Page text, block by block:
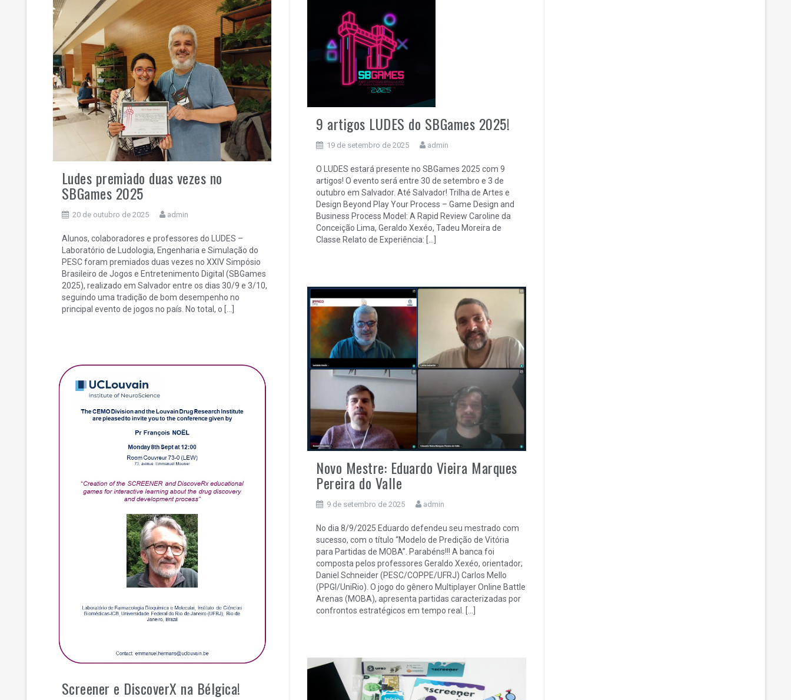
Ludes premiado duas vezes no
SBGames 2025
20 de outubro de 2025 admin
Alunos, colaboradores e professores do LUDES –
Laboratório de Ludologia, Engenharia e Simulação do
PESC foram premiados duas vezes no XXIV Simpósio
Brasileiro de Jogos e Entretenimento Digital (SBGames
2025), realizado em Salvador entre os dias 30/9 e 3/10,
seguindo uma tradição de bom desempenho no
principal evento de jogos no país. No total, o […]
9 artigos LUDES do SBGames 2025!
19 de setembro de 2025 admin
O LUDES estará presente no SBGames 2025 com 9
artigos! O evento será entre 30 de setembro e 3 de
outubro em Salvador. Até Salvador! Trilha de Artes e
Design Beyond Play Your Process – Game Design and
Business Process Model: A Rapid Review Caroline da
Conceição Lima, Geraldo Xexéo, Tadeu Moreira de
Classe Relato de Experiência: […]
Novo Mestre: Eduardo Vieira Marques
Pereira do Valle
9 de setembro de 2025 admin
No dia 8/9/2025 Eduardo defendeu seu mestrado com
sucesso, com o título “Modelo de Predição de Vitória
para Partidas de MOBA”. Parabéns!!! A banca foi
composta pelos professores Geraldo Xexéo, orientador;
Daniel Schneider (PESC/COPPE/UFRJ) Carlos Mello
(PPGI/UniRio). O jogo do gênero Multiplayer Online Battle
Arenas (MOBA), apresenta partidas caracterizadas por
confrontos estratégicos em tempo real. […]
Screener e DiscoverX na Bélgica!